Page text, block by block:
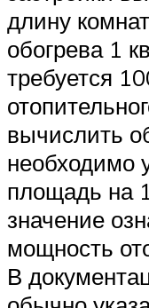
длину
обогрева 1
требуется
вычислить
необходимо
площадь на
значение
мощность
В